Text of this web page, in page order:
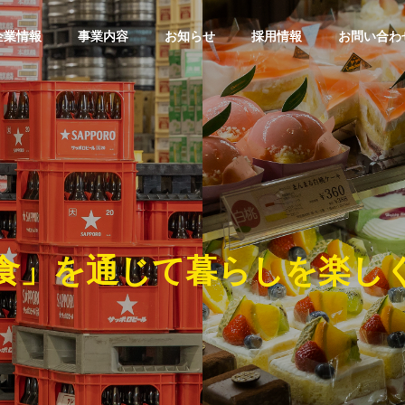
業情報 事業内容 お知らせ 採用情報 お問い合わ
」を通じて暮らしを楽し